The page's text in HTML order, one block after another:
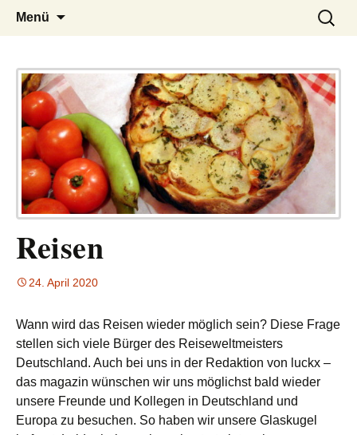
LUCKX
– das Magazin
Menü
Suchen
nach:
Reisen
24. April 2020
Wann wird das Reisen wieder möglich sein? Diese Frage
stellen sich viele Bürger des Reiseweltmeisters
Deutschland. Auch bei uns in der Redaktion von luckx –
das magazin wünschen wir uns möglichst bald wieder
unsere Freunde und Kollegen in Deutschland und
Europa zu besuchen. So haben wir unsere Glaskugel